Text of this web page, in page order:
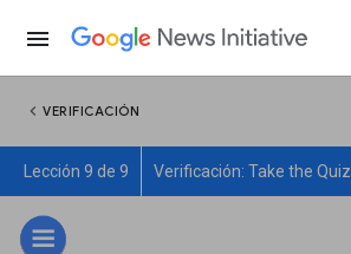
menu
chevron_left VERIFICACIÓN
Lección 9 de 9 Verificación: Take the Quiz